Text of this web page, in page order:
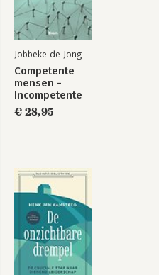
Jobbeke de Jong
Competente
mensen -
Incompetente
teams
€ 28,95